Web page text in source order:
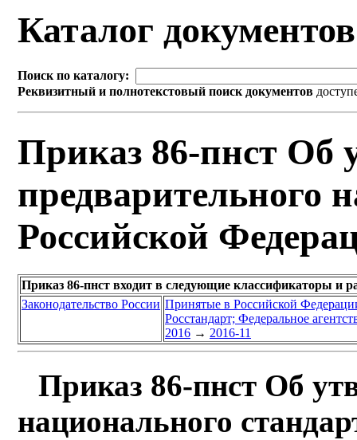
Каталог
Поиск по каталогу:
Реквизитный и полнотекстовый поиск документов
Приказ 86-пнст Об
предварительного
Российской
Приказ 86-пнст входит в следующие классификаторы и
Законодательство России Принятые в Российской
Росстандарт; Федеральное
2016 → 2016-11
Приказ 86-пнст Об
национального